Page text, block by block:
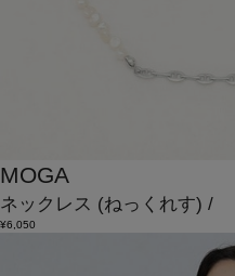
MOGA
ネックレス (ねっくれす) /
¥6,050